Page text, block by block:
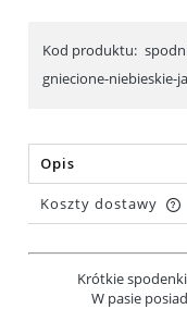
Kod produktu:
gniecione-niebieskie-
Opis
Koszty dostawy
Cena nie zawiera
Krótkie
W pasie